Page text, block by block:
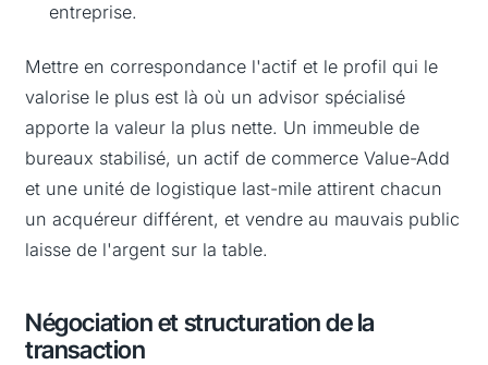
entreprise.
Mettre en correspondance l'actif et le profil qui le
valorise le plus est là où un advisor spécialisé
apporte la valeur la plus nette. Un immeuble de
bureaux stabilisé, un actif de commerce Value-Add
et une unité de logistique last-mile attirent chacun
un acquéreur différent, et vendre au mauvais public
laisse de l'argent sur la table.
Négociation et structuration de la
transaction